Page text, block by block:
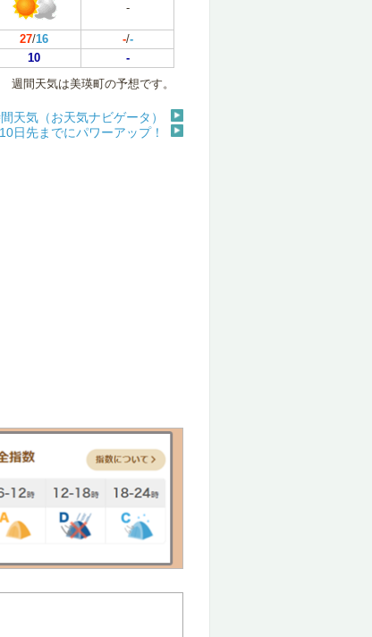
-
27/16 -/-
10
-
週間天気は美瑛町の予想です。
天気（お天気ナビゲータ）
日先までにパワーアップ！